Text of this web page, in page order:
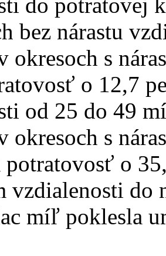
bez nárastu
okresoch s
o 12,7
od 25 do 49
okresoch s
o
vzdialenosti
míľ poklesla